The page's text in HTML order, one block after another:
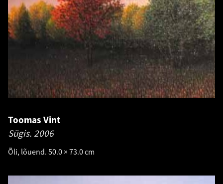
Toomas Vint
Sügis. 2006
Õli, lõuend. 50.0 × 73.0 cm